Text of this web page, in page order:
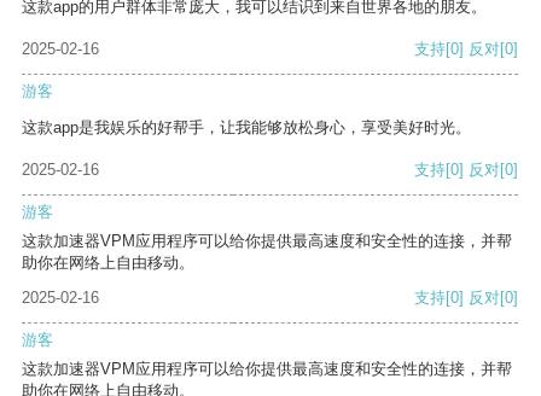
这款app的用户群体非常庞大，我可以结识到来自世界各地的朋友。
2025-02-16 支持[0] 反对[0]
游客
这款app是我娱乐的好帮手，让我能够放松身心，享受美好时光。
2025-02-16 支持[0] 反对[0]
游客
这款加速器VPM应用程序可以给你提供最高速度和安全性的连接，并帮
助你在网络上自由移动。
2025-02-16
支持[0] 反对[0]
游客
这款加速器VPM应用程序可以给你提供最高速度和安全性的连接，并帮
助你在网络上自由移动。